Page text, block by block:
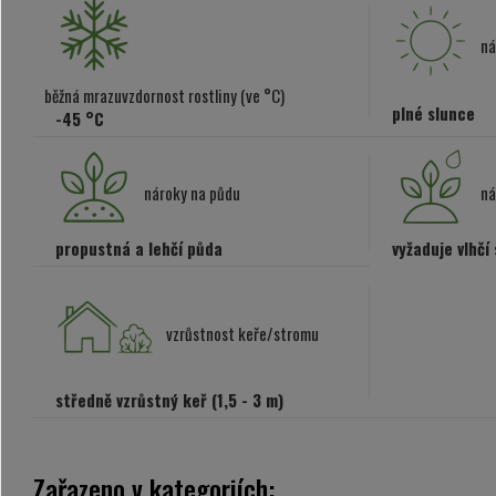
běžná mrazuvzdornost rostliny (ve °C)
-45 °C
plné slunce
nároky na půdu
propustná a lehčí půda vyžaduje
vzrůstnost keře/stromu
středně vzrůstný keř (1,5 - 3 m)